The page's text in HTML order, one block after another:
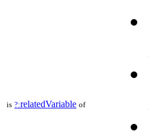
is ?:relatedVariable of